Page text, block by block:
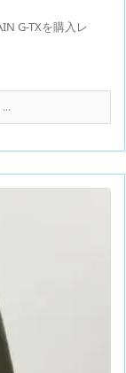
G-TXを購入レ